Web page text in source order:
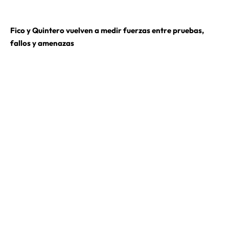
Fico y Quintero vuelven a medir fuerzas entre pruebas,
fallos y amenazas